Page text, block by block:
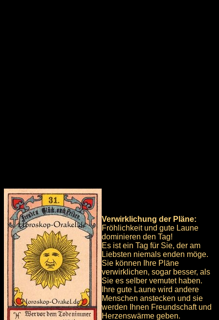
Verwirklichung der Pläne:
Fröhlichkeit und gute Laune
dominieren den Tag!
Es ist ein Tag für Sie, der am
Liebsten niemals enden möge.
Sie können Ihre Pläne
verwirklichen, sogar besser, als
Sie es selber vemutet haben.
Ihre gute Laune wird andere
Menschen anstecken und sie
werden Ihnen Freundschaft und
Herzenswärme geben.